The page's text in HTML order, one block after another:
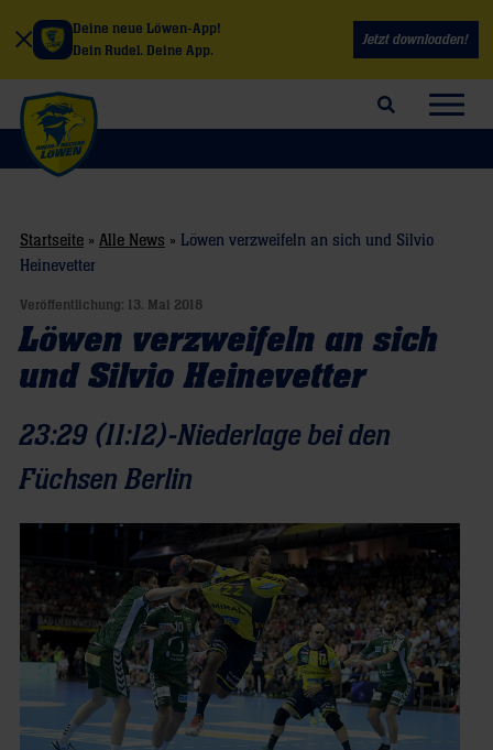
Deine neue Löwen-App!
Dein Rudel. Deine App.
Jetzt downloaden!
Suchfeld öffnen
Startseite » Alle News » Löwen verzweifeln an sich und Silvio
Heinevetter
Veröffentlichung: 13. Mai 2018
Löwen verzweifeln an sich
und Silvio Heinevetter
23:29 (11:12)-Niederlage bei den
Füchsen Berlin